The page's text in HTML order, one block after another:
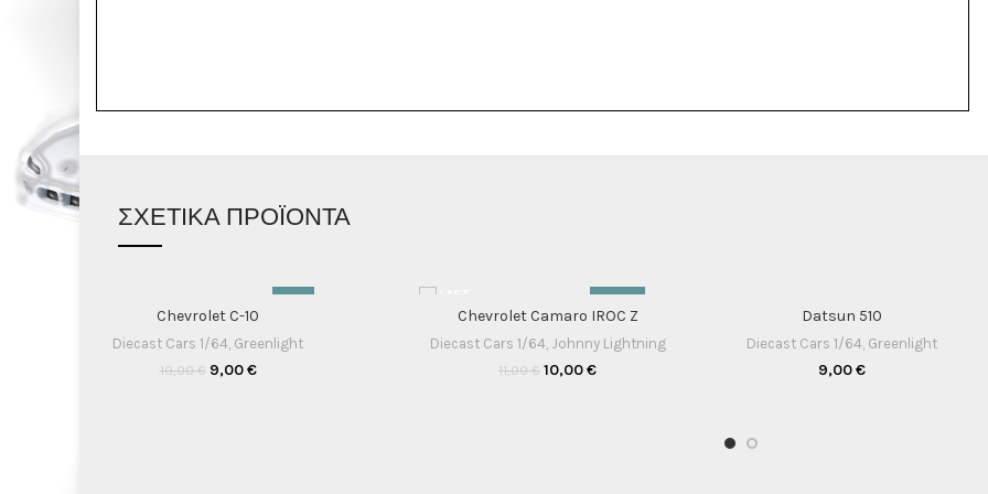
ΣΧΕΤΙΚΆ ΠΡΟΪΌΝΤΑ
Chevrolet C-10
Diecast Cars 1/64, Greenlight
10,00€ 9,00€
Chevrolet Camaro IROC Z
Diecast Cars 1/64, Johnny Lightning
11,00€ 10,00€
Datsun 510
Diecast Cars 1/64, Greenlight
9,00€